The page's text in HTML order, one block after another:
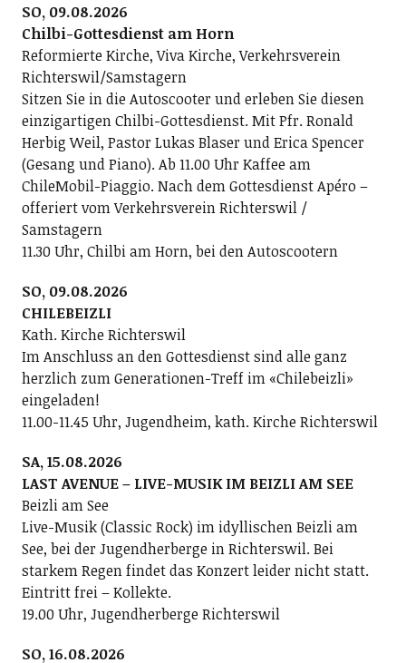
SO, 09.08.2026
Chilbi-Gottesdienst am Horn
Reformierte Kirche, Viva Kirche, Verkehrsverein
Richterswil/Samstagern
Sitzen Sie in die Autoscooter und erleben Sie diesen
einzigartigen Chilbi-Gottesdienst. Mit Pfr. Ronald
Herbig Weil, Pastor Lukas Blaser und Erica Spencer
(Gesang und Piano). Ab 11.00 Uhr Kaffee am
ChileMobil-Piaggio. Nach dem Gottesdienst Apéro –
offeriert vom Verkehrsverein Richterswil /
Samstagern
11.30 Uhr, Chilbi am Horn, bei den Autoscootern
SO, 09.08.2026
CHILEBEIZLI
Kath. Kirche Richterswil
Im Anschluss an den Gottesdienst sind alle ganz
herzlich zum Generationen-Treff im «Chilebeizli»
eingeladen!
11.00-11.45 Uhr, Jugendheim, kath. Kirche Richterswil
SA, 15.08.2026
LAST AVENUE – LIVE-MUSIK IM BEIZLI AM SEE
Beizli am See
Live-Musik (Classic Rock) im idyllischen Beizli am
See, bei der Jugendherberge in Richterswil. Bei
starkem Regen findet das Konzert leider nicht statt.
Eintritt frei – Kollekte.
19.00 Uhr, Jugendherberge Richterswil
SO, 16.08.2026